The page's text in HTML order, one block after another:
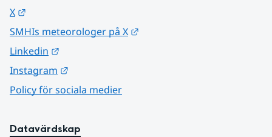
X
SMHIs meteorologer på X
Linkedin
Instagram
Policy för sociala medier
Datavärdskap